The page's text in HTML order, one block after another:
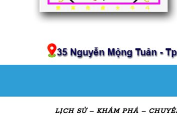
LỊCH SỬ – KHÁM PHÁ –